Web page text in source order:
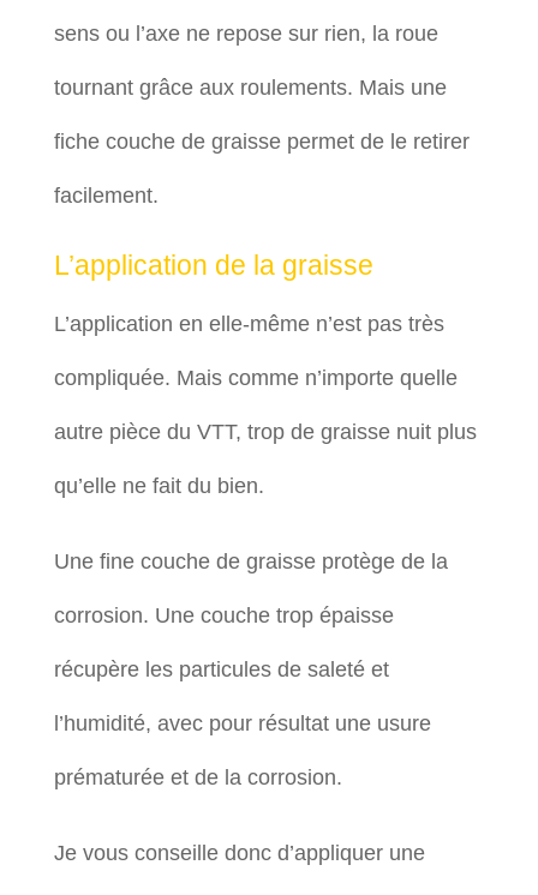
sens ou l’axe ne repose sur rien, la roue
tournant grâce aux roulements. Mais une
fiche couche de graisse permet de le retirer
facilement.
L’application de la graisse
L’application en elle-même n’est pas très
compliquée. Mais comme n’importe quelle
autre pièce du VTT, trop de graisse nuit plus
qu’elle ne fait du bien.
Une fine couche de graisse protège de la
corrosion. Une couche trop épaisse
récupère les particules de saleté et
l’humidité, avec pour résultat une usure
prématurée et de la corrosion.
Je vous conseille donc d’appliquer une